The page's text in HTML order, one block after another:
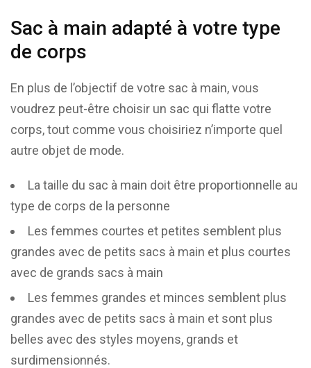
Sac à main adapté à votre type
de corps
En plus de l’objectif de votre sac à main, vous
voudrez peut-être choisir un sac qui flatte votre
corps, tout comme vous choisiriez n’importe quel
autre objet de mode.
La taille du sac à main doit être proportionnelle au
type de corps de la personne
Les femmes courtes et petites semblent plus
grandes avec de petits sacs à main et plus courtes
avec de grands sacs à main
Les femmes grandes et minces semblent plus
grandes avec de petits sacs à main et sont plus
belles avec des styles moyens, grands et
surdimensionnés.